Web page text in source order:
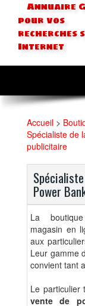
Annuaire
pour vos
recherches
Internet
Accueil >
Spécialiste de
publicitaire
Power
La
magasin en
aux
Leur gamme
convient tant
Le particulier
vente de